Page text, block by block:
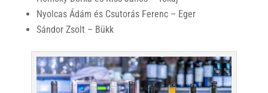
Nyolcas Ádám és Csutorás Ferenc – Eger
Sándor Zsolt – Bükk